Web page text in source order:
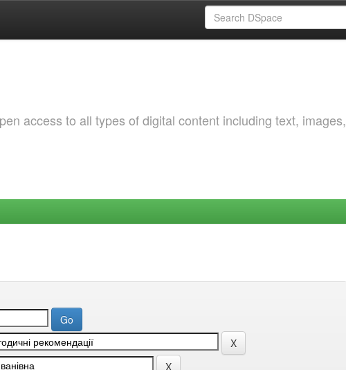
access to all types of digital content including text, images,